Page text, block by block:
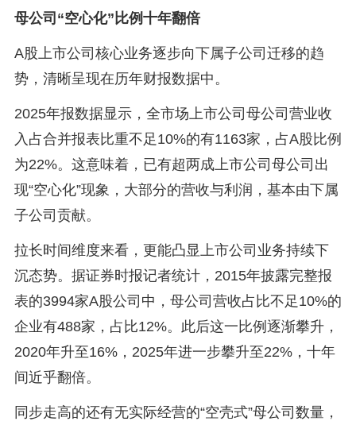
母公司“空心化”比例十年翻倍
A股上市公司核心业务逐步向下属子公司迁移的趋
势，清晰呈现在历年财报数据中。
2025年报数据显示，全市场上市公司母公司营业收
入占合并报表比重不足10%的有1163家，占A股比例
为22%。这意味着，已有超两成上市公司母公司出
现“空心化”现象，大部分的营收与利润，基本由下属
子公司贡献。
拉长时间维度来看，更能凸显上市公司业务持续下
沉态势。据证券时报记者统计，2015年披露完整报
表的3994家A股公司中，母公司营收占比不足10%的
企业有488家，占比12%。此后这一比例逐渐攀升，
2020年升至16%，2025年进一步攀升至22%，十年
间近乎翻倍。
同步走高的还有无实际经营的“空壳式”母公司数量，